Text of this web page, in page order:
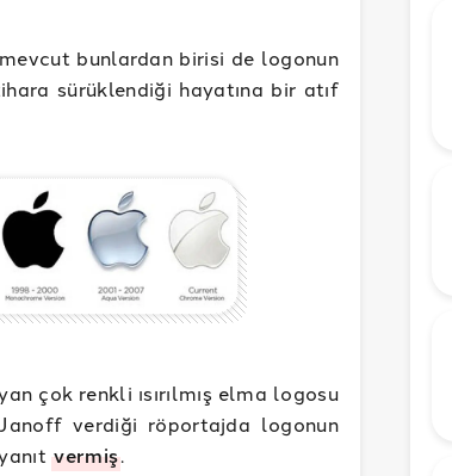
bunlardan birisi de logonun
sürüklendiği hayatına bir atıf
çok renkli ısırılmış elma logosu
verdiği röportajda logonun
vermiş.